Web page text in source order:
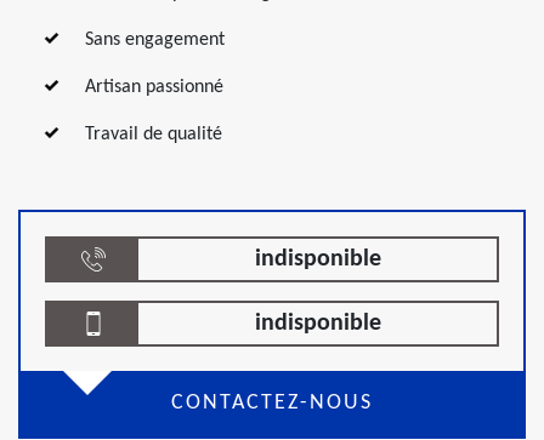
Sans engagement
Artisan passionné
Travail de qualité
indisponible
indisponible
CONTACTEZ-NOUS